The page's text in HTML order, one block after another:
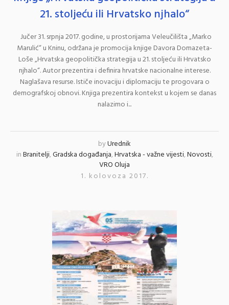
21. stoljeću ili Hrvatsko njhalo“
Jučer 31. srpnja 2017. godine, u prostorijama Veleučilišta „Marko
Marulić“ u Kninu, održana je promocija knjige Davora Domazeta-
Loše „Hrvatska geopolitička strategija u 21. stoljeću ili Hrvatsko
njhalo“. Autor prezentira i definira hrvatske nacionalne interese.
Naglašava resurse. Ističe inovaciju i diplomaciju te progovara o
demografskoj obnovi. Knjiga prezentira kontekst u kojem se danas
nalazimo i...
byUrednik
inBranitelji,Gradska događanja,Hrvatska - važne vijesti,Novosti,
VRO Oluja
1. kolovoza 2017.